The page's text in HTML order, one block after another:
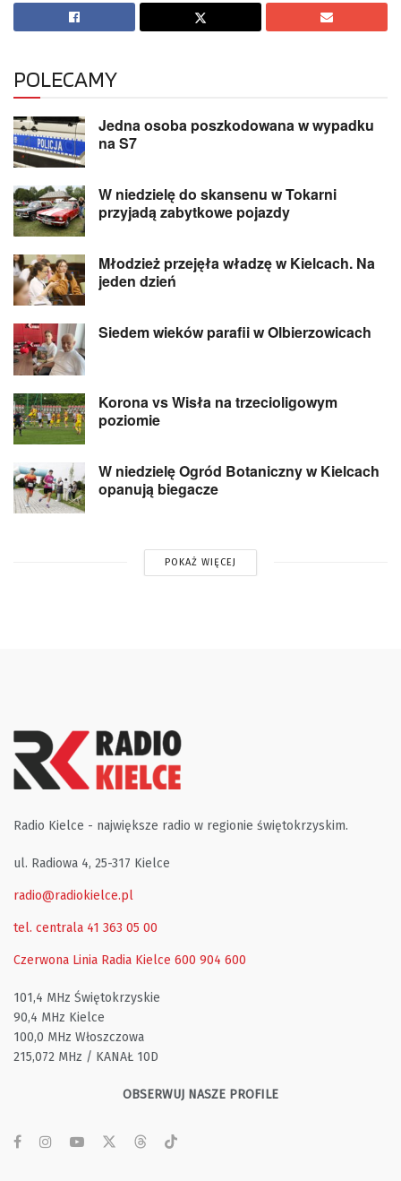
POLECAMY
Jedna osoba poszkodowana w wypadku
na S7
W niedzielę do skansenu w Tokarni
przyjadą zabytkowe pojazdy
Młodzież przejęła władzę w Kielcach. Na
jeden dzień
Siedem wieków parafii w Olbierzowicach
Korona vs Wisła na trzecioligowym
poziomie
W niedzielę Ogród Botaniczny w Kielcach
opanują biegacze
POKAŻ WIĘCEJ
Radio Kielce - największe radio w regionie świętokrzyskim.
ul. Radiowa 4, 25-317 Kielce
radio@radiokielce.pl
tel. centrala 41 363 05 00
Czerwona Linia Radia Kielce 600 904 600
101,4 MHz Świętokrzyskie
90,4 MHz Kielce
100,0 MHz Włoszczowa
215,072 MHz / KANAŁ 10D
OBSERWUJ NASZE PROFILE